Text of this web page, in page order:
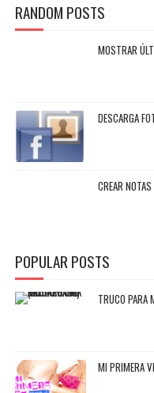
RANDOM POSTS
MOSTRAR
DESCARGA
CREAR
POPULAR POSTS
TRUCO PARA
MI PRIMERA